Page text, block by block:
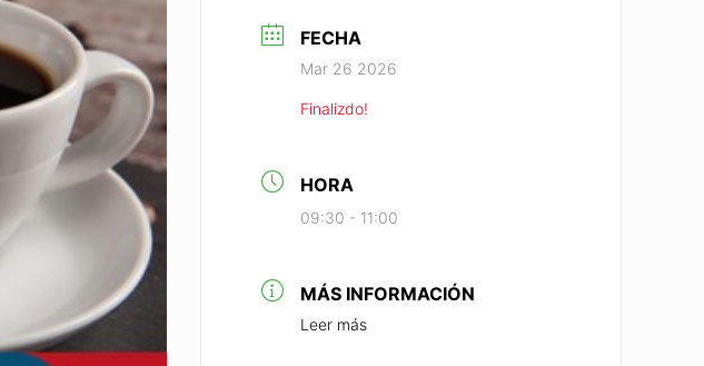
FECHA
Mar 26 2026
Finalizdo!
HORA
09:30 - 11:00
MÁS INFORMACIÓN
Leer más